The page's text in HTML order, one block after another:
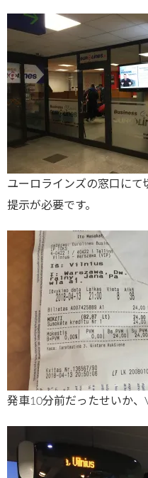
ユーロラインズの窓口に
提示が必要です。
発車10分前だったせいか、